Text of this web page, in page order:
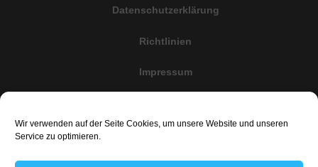
Wir verwenden auf der Seite Cookies, um unsere Website und unseren
Service zu optimieren.
Datenschutzerklärung
Richtlinien
Impressum